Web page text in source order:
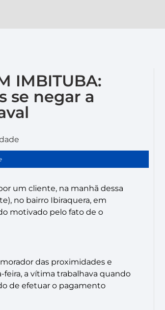
IMBITUBA:
se negar a
um cliente, na manhã dessa
no bairro Ibiraquera, em
motivado pelo fato de o
das proximidades e
a vítima trabalhava quando
de efetuar o pagamento